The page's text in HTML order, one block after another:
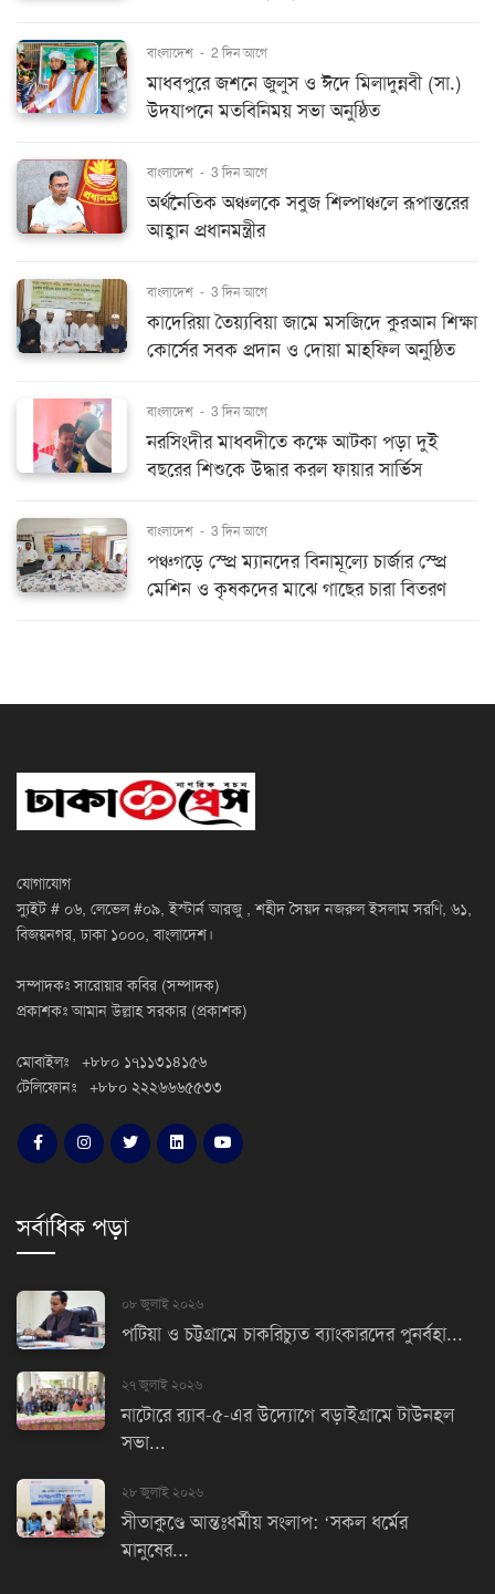
বাংলাদেশ - 2 দিন আগে
মাধবপুরে জশনে জুলুস ও ঈদে মিলাদুন্নবী (সা.)
উদযাপনে মতবিনিময় সভা অনুষ্ঠিত
বাংলাদেশ - 3 দিন আগে
অর্থনৈতিক অঞ্চলকে সবুজ শিল্পাঞ্চলে রূপান্তরের
আহ্বান প্রধানমন্ত্রীর
বাংলাদেশ - 3 দিন আগে
কাদেরিয়া তৈয়্যবিয়া জামে মসজিদে কুরআন শিক্ষা
কোর্সের সবক প্রদান ও দোয়া মাহফিল অনুষ্ঠিত
বাংলাদেশ - 3 দিন আগে
নরসিংদীর মাধবদীতে কক্ষে আটকা পড়া দুই
বছরের শিশুকে উদ্ধার করল ফায়ার সার্ভিস
বাংলাদেশ - 3 দিন আগে
পঞ্চগড়ে স্প্রে ম্যানদের বিনামূল্যে চার্জার স্প্রে
মেশিন ও কৃষকদের মাঝে গাছের চারা বিতরণ
যোগাযোগ
স্যুইট # ০৬, লেভেল #০৯, ইস্টার্ন আরজু , শহীদ সৈয়দ নজরুল ইসলাম সরণি, ৬১,
বিজয়নগর, ঢাকা ১০০০, বাংলাদেশ।
সম্পাদকঃ সারোয়ার কবির (সম্পাদক)
প্রকাশকঃ আমান উল্লাহ সরকার (প্রকাশক)
মোবাইলঃ +৮৮০ ১৭১১৩১৪১৫৬
টেলিফোনঃ +৮৮০ ২২২৬৬৬৫৫৩৩
সর্বাধিক পড়া
০৮ জুলাই ২০২৬
পটিয়া ও চট্টগ্রামে চাকরিচ্যুত ব্যাংকারদের পুনর্বহা...
২৭ জুলাই ২০২৬
নাটোরে র‌্যাব-৫-এর উদ্যোগে বড়াইগ্রামে টাউনহল
সভা...
২৮ জুলাই ২০২৬
সীতাকুণ্ডে আন্তঃধর্মীয় সংলাপ: ‘সকল ধর্মের
মানুষের...